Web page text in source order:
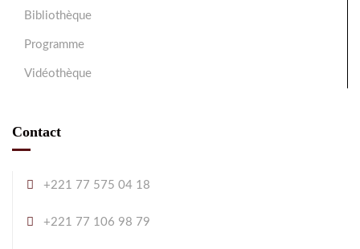
Bibliothèque
Programme
Vidéothèque
Contact
+221 77 575 04 18
+221 77 106 98 79